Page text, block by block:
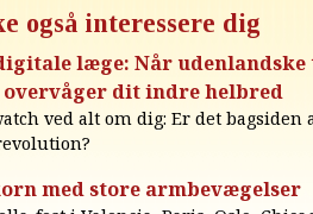
også interessere dig
læge: Når udenlandske
dit indre helbred
ved alt om dig: Er det bagsiden
med store armbevægelser